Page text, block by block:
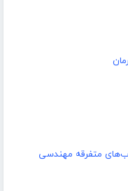
متفرقه مهندسی